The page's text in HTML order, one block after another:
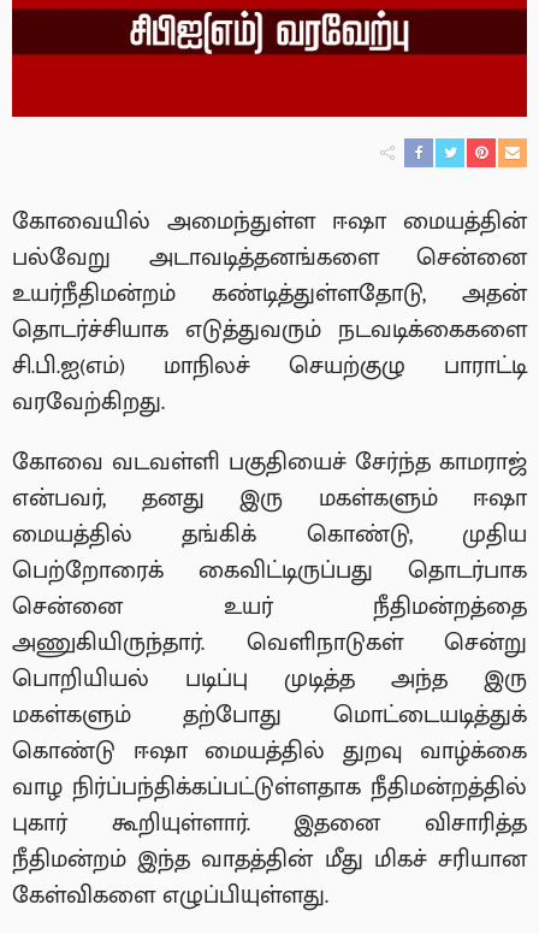
கோவையில் அமைந்துள்ள ஈஷா மையத்தின்
பல்வேறு அடாவடித்தனங்களை சென்னை
உயர்நீதிமன்றம் கண்டித்துள்ளதோடு, அதன்
தொடர்ச்சியாக எடுத்துவரும் நடவடிக்கைகளை
சி.பி.ஐ(எம்) மாநிலச் செயற்குழு பாராட்டி
வரவேற்கிறது.
கோவை வடவள்ளி பகுதியைச் சேர்ந்த காமராஜ்
என்பவர், தனது இரு மகள்களும் ஈஷா
மையத்தில் தங்கிக் கொண்டு, முதிய
பெற்றோரைக் கைவிட்டிருப்பது தொடர்பாக
சென்னை உயர் நீதிமன்றத்தை
அணுகியிருந்தார். வெளிநாடுகள் சென்று
பொறியியல் படிப்பு முடித்த அந்த இரு
மகள்களும் தற்போது மொட்டையடித்துக்
கொண்டு ஈஷா மையத்தில் துறவு வாழ்க்கை
வாழ நிர்ப்பந்திக்கப்பட்டுள்ளதாக நீதிமன்றத்தில்
புகார் கூறியுள்ளார். இதனை விசாரித்த
நீதிமன்றம் இந்த வாதத்தின் மீது மிகச் சரியான
கேள்விகளை எழுப்பியுள்ளது.